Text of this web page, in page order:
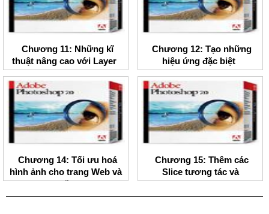
Chương 11: Những kĩ
thuật nâng cao với Layer
Chương 12: Tạo những
hiệu ứng đặc biệt
Chương 14: Tối ưu hoá
hình ảnh cho trang Web và
Bản đồ ảnh
Chương 15: Thêm các
Slice tương tác và
Rollovers